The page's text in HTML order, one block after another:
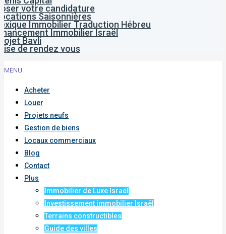
votre candidature
Saisonnières
Immobilier Traduction Hébreu
Immobilier Israël
Bavli
de rendez vous
MENU
Acheter
Louer
Projets neufs
Gestion de biens
Locaux commerciaux
Blog
Contact
Plus
Immobilier de Luxe Israël
Investissement immobilier Israël
Terrains constructibles
Guide des villes